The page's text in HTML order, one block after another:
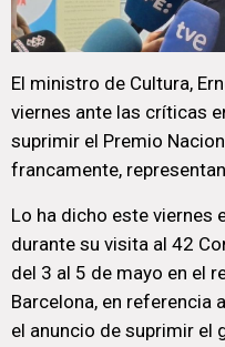
El ministro de Cultura,
viernes ante las críticas
suprimir el Premio
francamente,
Lo ha dicho este viernes
durante su visita al 42
del 3 al 5 de mayo en el
Barcelona, en referencia
el anuncio de suprimir el